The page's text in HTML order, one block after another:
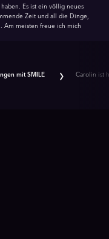
Es ist ein völlig neues
Zeit und all die Dinge,
Am meisten freue ich mich
mit SMILE Carolin ist